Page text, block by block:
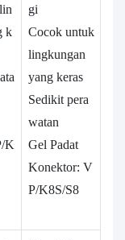
k
K
gi
Cocok untuk
lingkungan
yang keras
Sedikit pera
watan
Gel Padat
Konektor: V
P/K8S/S8